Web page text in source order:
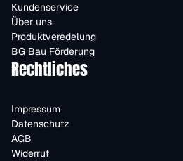
Kundenservice
Über uns
Produktveredelung
BG Bau Förderung
Rechtliches
Impressum
Datenschutz
AGB
Widerruf